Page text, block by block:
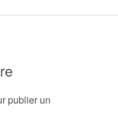
publier un